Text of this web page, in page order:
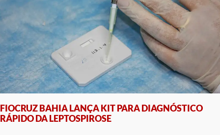
FIOCRUZ BAHIA LANÇA KIT PARA DIAGNÓSTICO
RÁPIDO DA LEPTOSPIROSE